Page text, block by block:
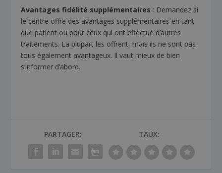
Avantages fidélité supplémentaires : Demandez si
le centre offre des avantages supplémentaires en tant
que patient ou pour ceux qui ont effectué d’autres
traitements. La plupart les offrent, mais ils ne sont pas
tous également avantageux. Il vaut mieux de bien
s’informer d’abord.
PARTAGER: TAUX: